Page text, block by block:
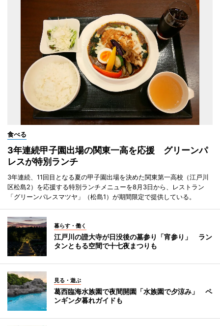
食べる
3年連続甲子園出場の関東一高を応援 グリーンパ
レスが特別ランチ
3年連続、11回目となる夏の甲子園出場を決めた関東第一高校（江戸川
区松島2）を応援する特別ランチメニューを8月3日から、レストラン
「グリーンパレスマツヤ」（松島1）が期間限定で提供している。
暮らす・働く
江戸川の證大寺が日没後の墓参り「宵参り」 ラン
タンともる空間で十七夜まつりも
見る・遊ぶ
葛西臨海水族園で夜間開園「水族園で夕涼み」 ペ
ンギン夕暮れガイドも